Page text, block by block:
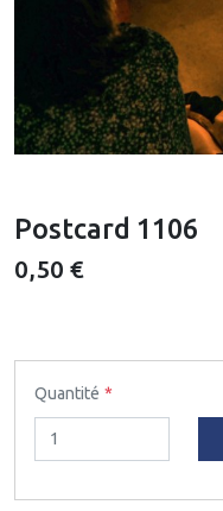
Postcard 1106
0,50 €
Quantité